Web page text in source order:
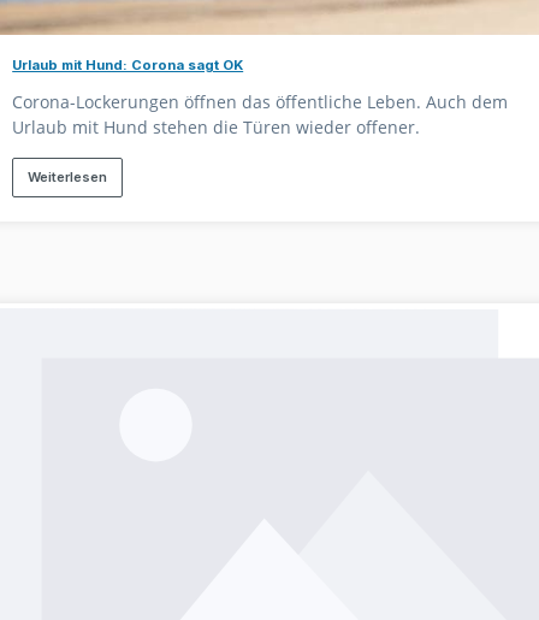
Urlaub mit Hund: Corona sagt OK
Corona-Lockerungen öffnen das öffentliche Leben. Auch dem
Urlaub mit Hund stehen die Türen wieder offener.
Weiterlesen